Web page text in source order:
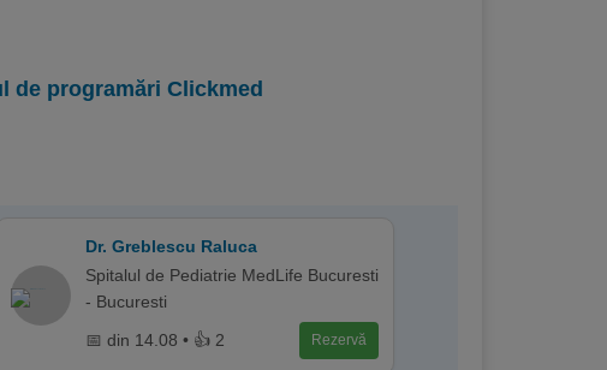
de programări Clickmed
Dr. Greblescu Raluca
Spitalul de Pediatrie MedLife Bucuresti
- Bucuresti
📅 din 14.08 • 👍 2 Rezervă